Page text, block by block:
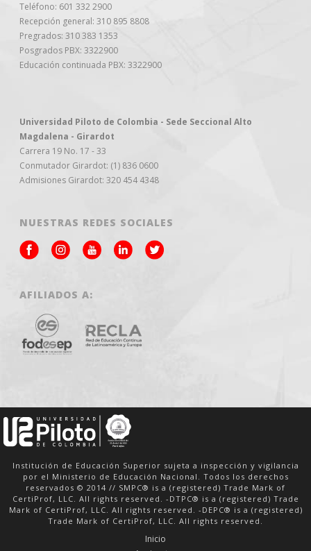
Teléfono: 601 332 2900
Recepción general: 310 895 8808
Pregrados: 310 383 1353
Posgrados PBX: 3322900
Educación continuada PBX: 3322900
Universidad Piloto de Colombia - Sede Seccional Alto
Magdalena - Girardot
Carrera 19 No. 17 - 33
Conmutador Girardot: (1) 836 0600
Admisiones Girardot: 320 454 4348
NUESTRAS REDES SOCIALES
AFILIADOS A:
Institución de Educación Superior sujeta a inspección y vigilancia
por el Ministerio de Educación Nacional. Todos los derechos
reservados © 2014 // SMPC® is a (registered) Trade Mark of
CertiProf, LLC. All rights reserved. -DTPC® is a (registered) Trade
Mark of CertiProf, LLC. All rights reserved. -DEPC® is a (registered)
Trade Mark of CertiProf, LLC. All rights reserved.
Inicio